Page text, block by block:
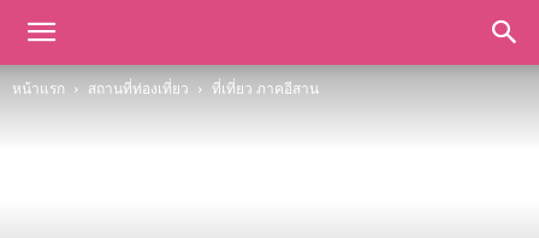
หน้าแรก สถานที่ท่องเที่ยว ที่เที่ยว ภาคอีสาน